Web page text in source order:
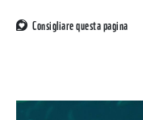
Consigliare questa pagina